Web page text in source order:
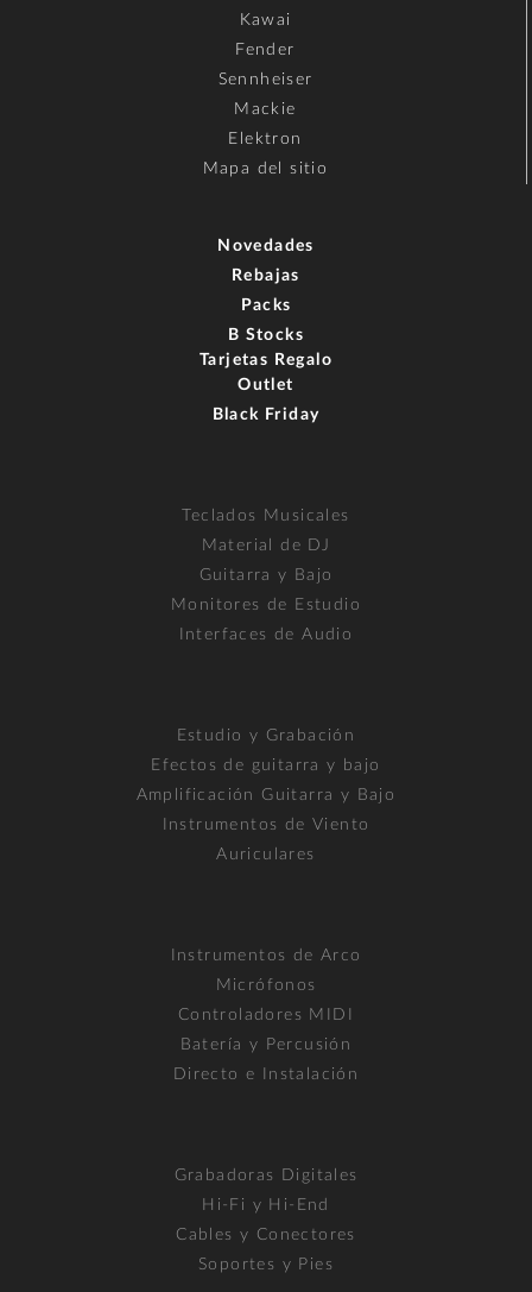
Kawai
Fender
Sennheiser
Mackie
Elektron
Mapa del sitio
Novedades
Rebajas
Packs
B Stocks
Tarjetas Regalo
Outlet
Black Friday
Teclados Musicales
Material de DJ
Guitarra y Bajo
Monitores de Estudio
Interfaces de Audio
Estudio y Grabación
Efectos de guitarra y bajo
Amplificación Guitarra y Bajo
Instrumentos de Viento
Auriculares
Instrumentos de Arco
Micrófonos
Controladores MIDI
Batería y Percusión
Directo e Instalación
Grabadoras Digitales
Hi-Fi y Hi-End
Cables y Conectores
Soportes y Pies